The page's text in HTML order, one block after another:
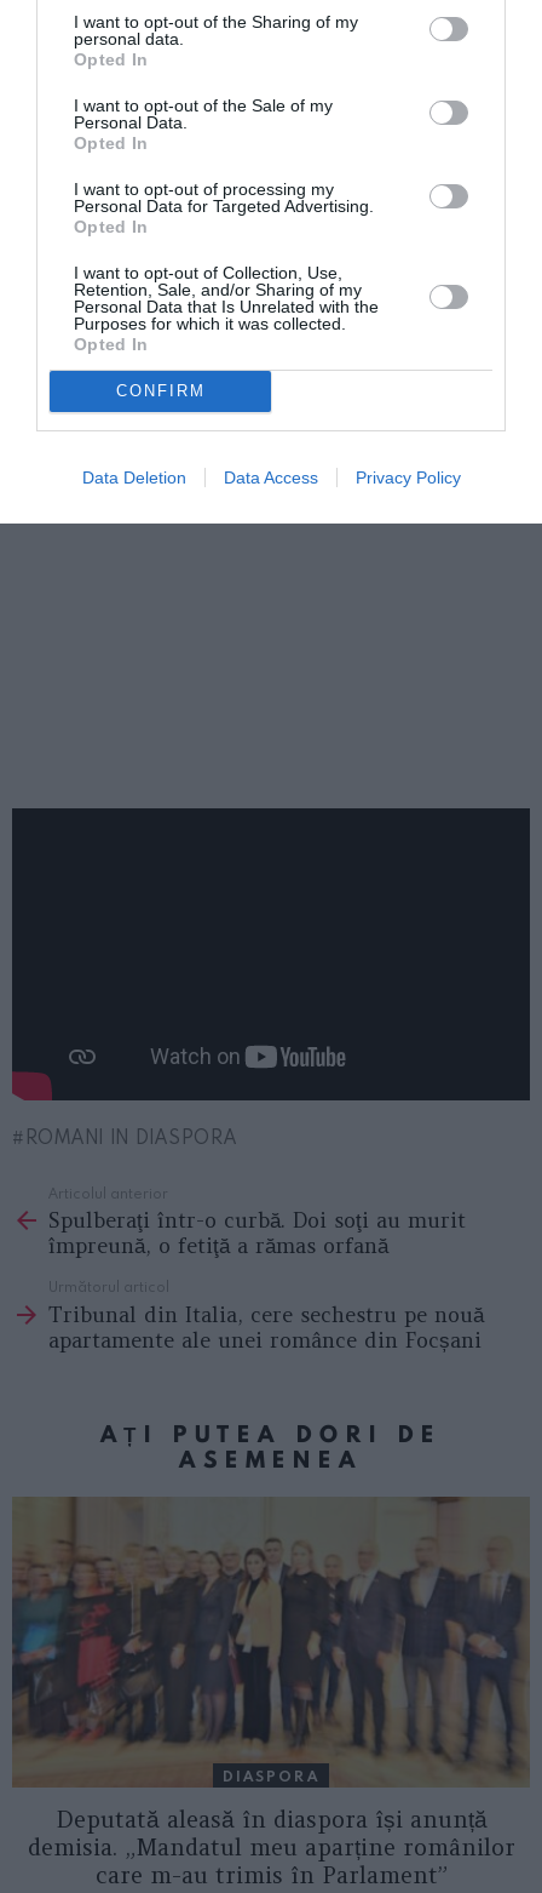
I want to opt-out of the Sharing of my
personal data.
Opted In
I want to opt-out of the Sale of my
Personal Data.
Opted In
I want to opt-out of processing my
Personal Data for Targeted Advertising.
Opted In
I want to opt-out of Collection, Use,
Retention, Sale, and/or Sharing of my
Personal Data that Is Unrelated with the
Purposes for which it was collected.
Opted In
CONFIRM
Data Deletion Data Access Privacy Policy
aflăm. În lume, până în prezent, au fost adiministrate
peste 7 miliarde de doze de vaccin anti COVID-19 şi
zilnic în continuare. E important să ne informăm din
surse sigure, oficiale, în special atunci când este
vorba despre sănătatea noastră.
iar ceea ce trebuie să facem noi este să avem
încredere în ei. De asemenea, să privim la ţările care,
prin vaccinare masivă, au reuşit să depăşească
momentele grele, să treacă mult mai uşor prin valul 4
şi să revină treptat la viaţa de dinainte de pandemie”,
transmite Asociaţia Medici pentru România.
ROMANI IN DIASPORA
more
Articolul anterior
Spulberaţi într-o curbă. Doi soţi au murit
împreună, o fetiţă a rămas orfană
Următorul articol
Tribunal din Italia, cere sechestru pe nouă
apartamente ale unei românce din Focșani
AȚI PUTEA DORI DE
ASEMENEA
DIASPORA
Deputată aleasă în diaspora își anunță
demisia. „Mandatul meu aparține românilor
care m-au trimis în Parlament”